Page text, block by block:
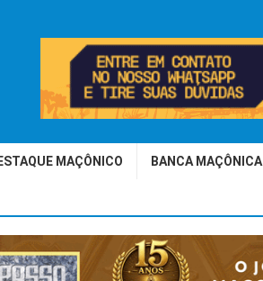
MAÇÔNICO BANCA MAÇÔNICA